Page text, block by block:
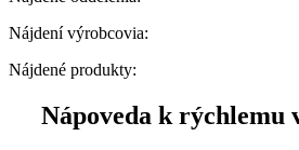
Nájdení výrobcovia:
Nájdené produkty:
Nápoveda k rýchlemu